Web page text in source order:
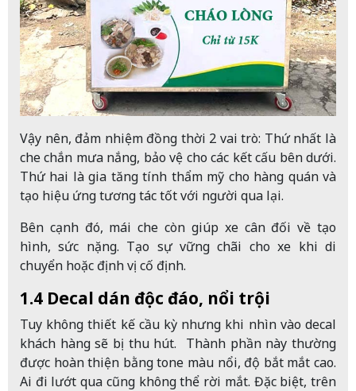
Vậy nên, đảm nhiệm đồng thời 2 vai trò: Thứ nhất là
che chắn mưa nắng, bảo vệ cho các kết cấu bên dưới.
Thứ hai là gia tăng tính thẩm mỹ cho hàng quán và
tạo hiệu ứng tương tác tốt với người qua lại.
Bên cạnh đó, mái che còn giúp xe cân đối về tạo
hình, sức nặng. Tạo sự vững chãi cho xe khi di
chuyển hoặc định vị cố định.
1.4 Decal dán độc đáo, nổi trội
Tuy không thiết kế cầu kỳ nhưng khi nhìn vào decal
khách hàng sẽ bị thu hút. Thành phần này thường
được hoàn thiện bằng tone màu nổi, độ bắt mắt cao.
Ai đi lướt qua cũng không thể rời mắt. Đặc biệt, trên